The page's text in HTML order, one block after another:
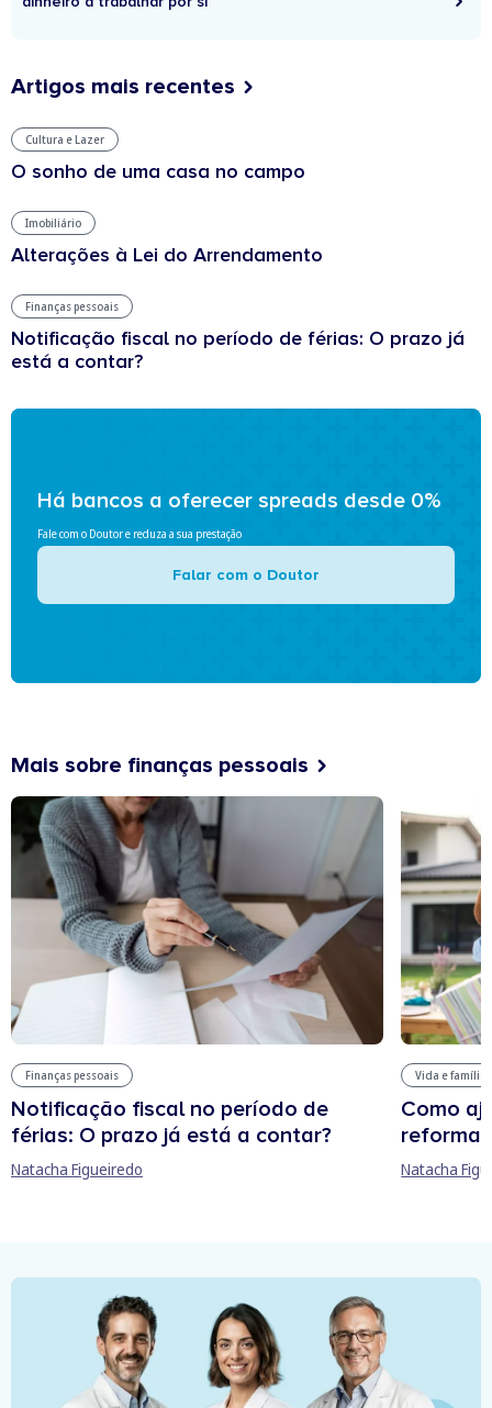
Artigos mais recentes
Cultura e Lazer
O sonho de uma casa no campo
Imobiliário
Alterações à Lei do Arrendamento
Finanças pessoais
Notificação fiscal no período de férias: O prazo já
está a contar?
Há bancos a oferecer spreads desde 0%
Fale com o Doutor e reduza a sua prestação
Falar com o Doutor
Mais sobre finanças pessoais
Finanças pessoais
Notificação fiscal no período de
férias: O prazo já está a contar?
Natacha Figueiredo
Vida e família
Como
reforma
Natacha